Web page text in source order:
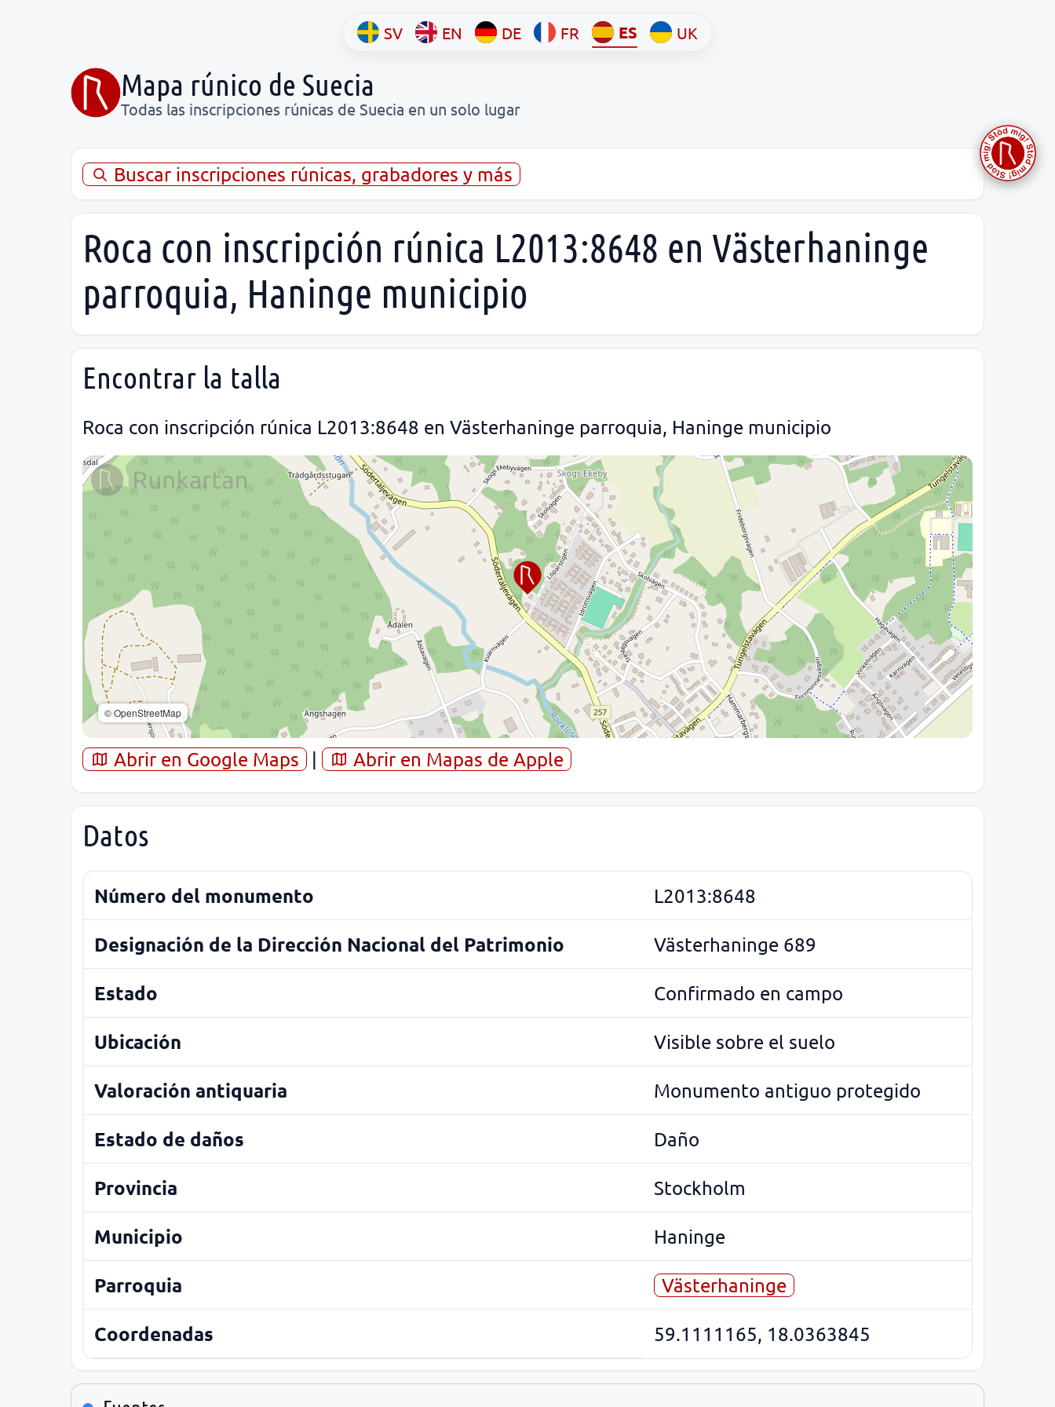
SV EN DE FR ES UK
Mapa rúnico de Suecia
Todas las inscripciones rúnicas de Suecia en un solo lugar
Buscar inscripciones rúnicas, grabadores y más
Roca con inscripción rúnica L2013:8648 en Västerhaninge
parroquia, Haninge municipio
Encontrar la talla
Roca con inscripción rúnica L2013:8648 en Västerhaninge parroquia, Haninge municipio
© OpenStreetMap
Abrir en Google Maps | Abrir en Mapas de Apple
Datos
Número del monumento L2013:8648
Designación de la Dirección Nacional del Patrimonio Västerhaninge 689
Estado Confirmado en campo
Ubicación Visible sobre el suelo
Valoración antiquaria Monumento antiguo protegido
Estado de daños Daño
Provincia Stockholm
Municipio Haninge
Parroquia Västerhaninge
Coordenadas 59.1111165, 18.0363845